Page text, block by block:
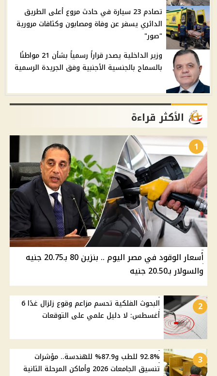
تصادم 23 سيارة في حادث مروع أعلى الطريق
الدائري يسفر عن وفاة ومصابون وكثافات مرورية
"صور"
وزير الداخلية يصدر قراراً رسمياً بشأن 21 مواطنًا
بالسماح بالجنسية الأجنبية وفق الجريدة الرسمية
الأكثر قراءة
1
أسعار الوقود في مصر اليوم .. بنزين 80 بـ20.75 جنيه
والسولار بـ20.50 جنيه
2
البحوث الفلكية تحسم مزاعم وقوع زلزال غدًا 6
أغسطس: لا دليل علمي على التوقعات
3
92.8% للطب و87.9% للهندسة.. مؤشرات
تنسيق الجامعات 2026 وأماكن المرحلة الثانية